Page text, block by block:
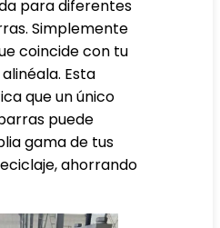
para diferentes
Simplemente
coincide con tu
Esta
que un único
puede
gama de tus
ahorrando